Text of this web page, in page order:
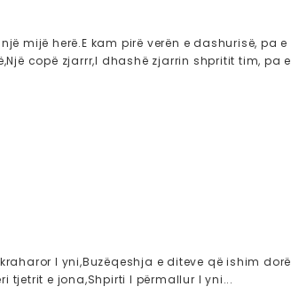
mijë herë.E kam pirë verën e dashurisë, pa
copë zjarrr,I dhashë zjarrin shpritit tim, pa
I yni,Buzëqeshja e diteve që ishim
tjetrit e jona,Shpirti I përmallur I yni...